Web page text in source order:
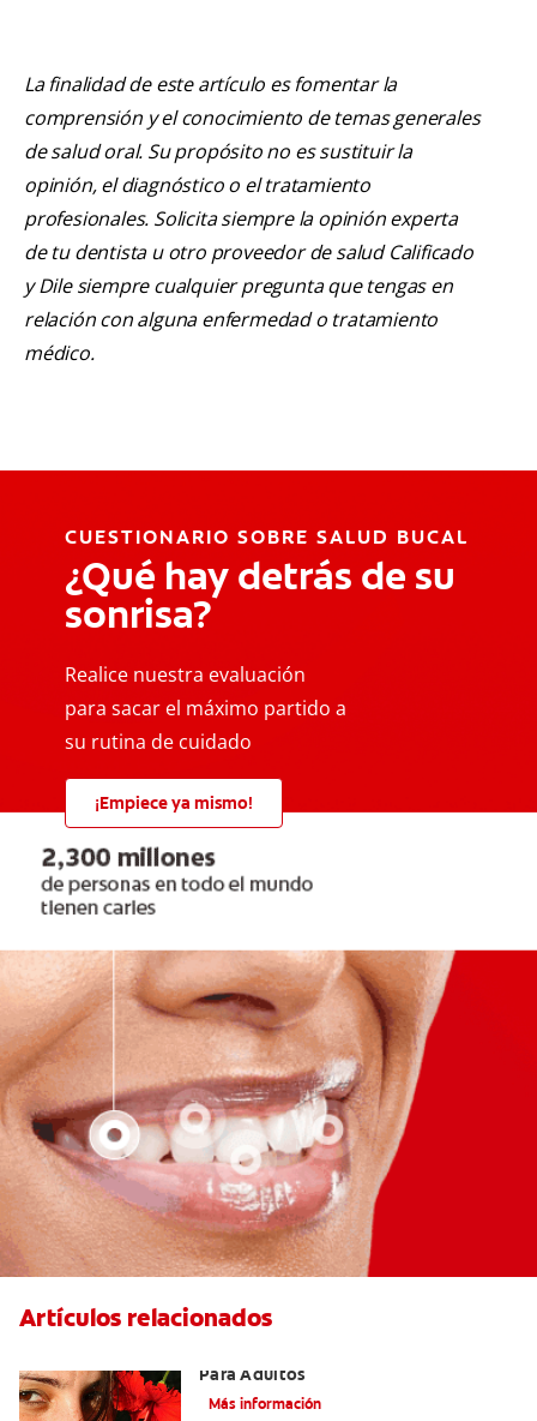
La finalidad de este artículo es fomentar la
comprensión y el conocimiento de temas generales
de salud oral. Su propósito no es sustituir la
opinión, el diagnóstico o el tratamiento
profesionales. Solicita siempre la opinión experta
de tu dentista u otro proveedor de salud Calificado
y Dile siempre cualquier pregunta que tengas en
relación con alguna enfermedad o tratamiento
médico.
CUESTIONARIO SOBRE SALUD BUCAL
¿Qué hay detrás de su
sonrisa?
Realice nuestra evaluación
para sacar el máximo partido a
su rutina de cuidado
¡Empiece ya mismo!
Artículos relacionados
Para Adultos
Más información